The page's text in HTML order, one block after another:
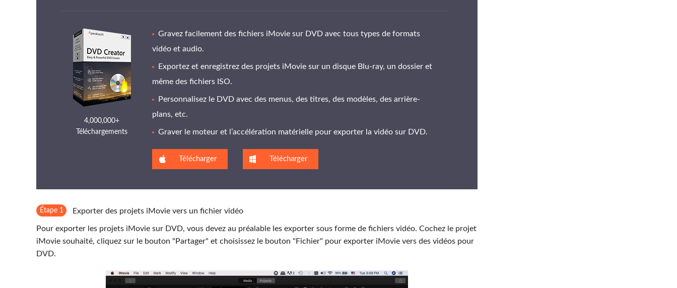
4,000,000+
Téléchargements
Gravez facilement des fichiers iMovie sur DVD avec tous types de formats
vidéo et audio.
Exportez et enregistrez des projets iMovie sur un disque Blu-ray, un dossier et
même des fichiers ISO.
Personnalisez le DVD avec des menus, des titres, des modèles, des arrière-
plans, etc.
Graver le moteur et l’accélération matérielle pour exporter la vidéo sur DVD.
Télécharger Télécharger
Étape 1 Exporter des projets iMovie vers un fichier vidéo
Pour exporter les projets iMovie sur DVD, vous devez au préalable les exporter sous forme de fichiers vidéo. Cochez le projet
iMovie souhaité, cliquez sur le bouton "Partager" et choisissez le bouton "Fichier" pour exporter iMovie vers des vidéos pour
DVD.